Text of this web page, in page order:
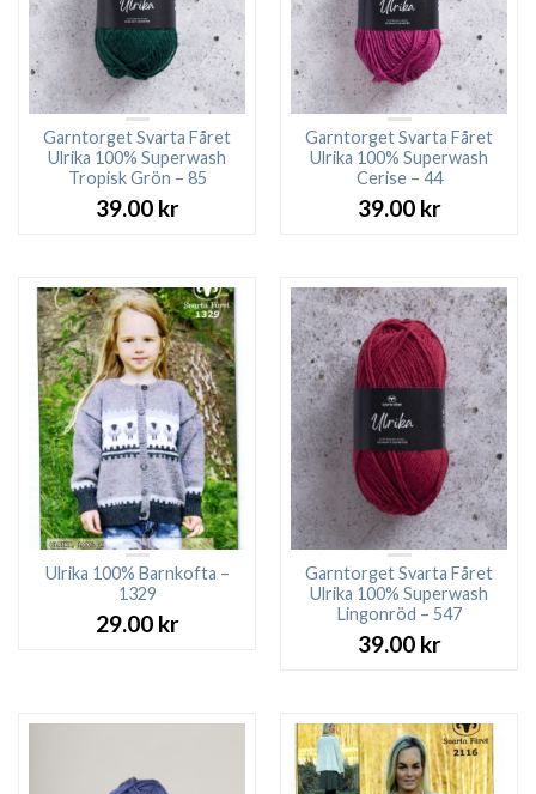
Garntorget Svarta Fåret
Ulrika 100% Superwash
Tropisk Grön – 85
39.00 kr
Garntorget Svarta Fåret
Ulrika 100% Superwash
Cerise – 44
39.00 kr
Ulrika 100% Barnkofta –
1329
29.00 kr
Garntorget Svarta Fåret
Ulrika 100% Superwash
Lingonröd – 547
39.00 kr